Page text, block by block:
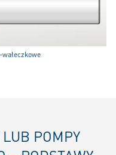
POMPY